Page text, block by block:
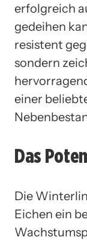
erfolgreich
gedeihen
resistent
sondern
einer
Das
Die
Eichen ein